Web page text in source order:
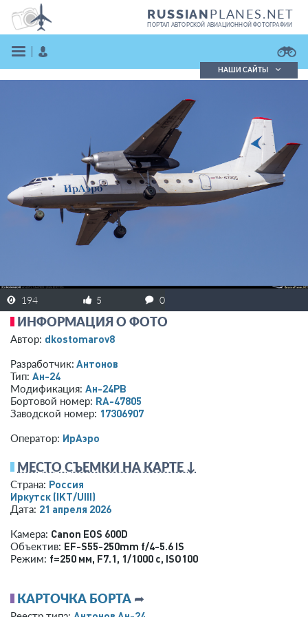
RUSSIANPLANES.NET
ПОРТАЛ АВТОРСКОЙ АВИАЦИОННОЙ ФОТОГРАФИИ
ВОЙТИ
Поиск в реестре
Подробно
НАШИ САЙТЫ
194 5 0
ИНФОРМАЦИЯ О ФОТО
Автор: dkostomarov8
Разработчик: Антонов
Тип: Ан-24
Модификация: Ан-24РВ
Бортовой номер: RA-47805
Заводской номер: 17306907
Оператор: ИрАэро
МЕСТО СЪЕМКИ НА КАРТЕ ↓
Страна: Россия
Иркутск (IKT/UIII)
Дата: 21 апреля 2026
Камера: Canon EOS 600D
Объектив: EF-S55-250mm f/4-5.6 IS
Режим: f=250 мм, F7.1, 1/1000 с, ISO100
КАРТОЧКА БОРТА ➦